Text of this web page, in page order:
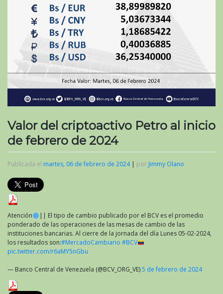
Valor del criptoactivo Petro al inicio
de febrero de 2024
Publicada el martes, 06 de febrero de 2024| por Jimmy Olano
Atención
|| El tipo de cambio publicado por el BCV es el promedio
ponderado de las operaciones de las mesas de cambio de las
instituciones bancarias. Al cierre de la jornada del día Lunes 05-02-2024,
los resultados son:#MercadoCambiario #BCV
pic.twitter.com/r6aMY5nGbu
— Banco Central de Venezuela (@BCV_ORG_VE)5 de febrero de 2024